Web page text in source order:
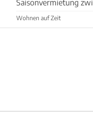
Saisonvermietung
und Mai (außer JUNI) Apartment im
Wohnkomplex
Wohnen auf Zeit